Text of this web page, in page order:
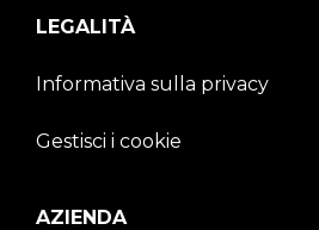
LEGALITÀ
Informativa sulla privacy
Gestisci i cookie
AZIENDA